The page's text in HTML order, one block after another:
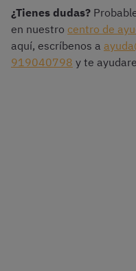
¿Tienes dudas?
en nuestro centro de
aquí, escríbenos a
919040798 y te